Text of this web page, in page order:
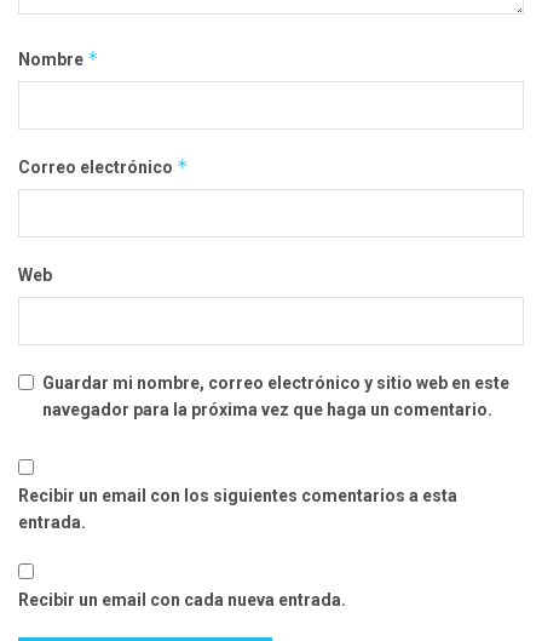
Nombre *
Correo electrónico *
Web
Guardar mi nombre, correo electrónico y sitio web en este
navegador para la próxima vez que haga un comentario.
Recibir un email con los siguientes comentarios a esta
entrada.
Recibir un email con cada nueva entrada.